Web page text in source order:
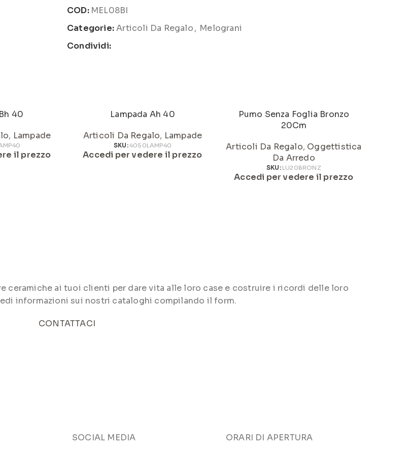
COD: MEL08BI
Categorie: Articoli Da Regalo, Melograni
Condividi:
40
, Lampade
il prezzo
Lampada Ah 40
Articoli Da Regalo, Lampade
SKU:4050LAMP40
Accedi per vedere il prezzo
Pumo Senza Foglia Bronzo
20Cm
Articoli Da Regalo, Oggettistica
Da Arredo
SKU: LU20BRONZ
Accedi per vedere il prezzo
ceramiche ai tuoi clienti per dare vita alle loro case e costruire i ricordi delle loro
informazioni sui nostri cataloghi compilando il form.
CONTATTACI
SOCIAL MEDIA
ORARI DI APERTURA